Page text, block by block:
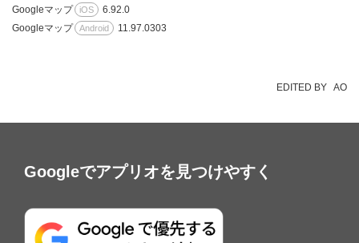
Googleマップ
iOS
6.92.0
Googleマップ
Android 11.97.0303
EDITED BY AO
Googleでアプリオを見つけやすく